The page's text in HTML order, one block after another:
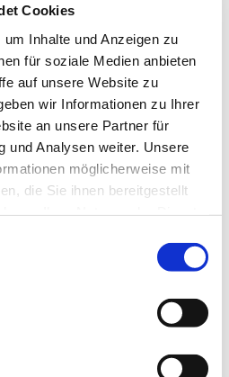
Cookies
Inhalte und Anzeigen zu
für soziale Medien anbieten
auf unsere Website zu
wir Informationen zu Ihrer
an unsere Partner für
und Analysen weiter. Unsere
möglicherweise mit
die Sie ihnen bereitgestellt